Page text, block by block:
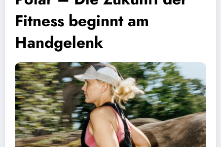
Fitness beginnt am
Handgelenk